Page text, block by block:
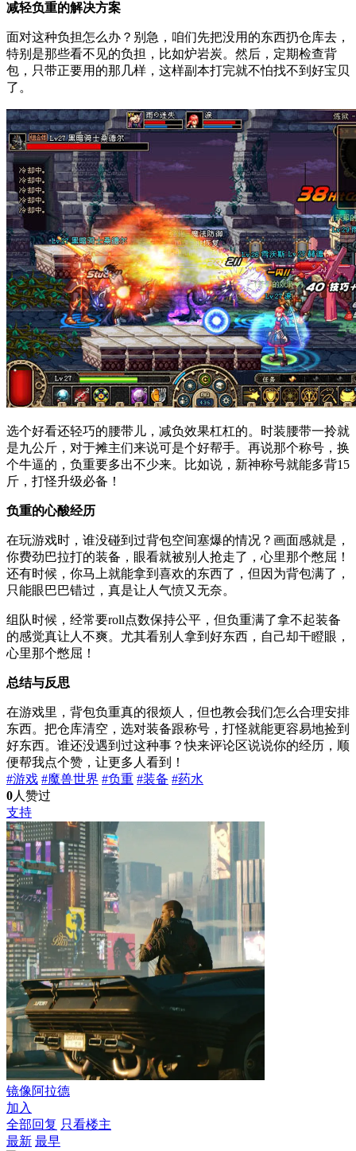
减轻负重的解决方案
面对这种负担怎么办？别急，咱们先把没用的东西扔仓库去，
特别是那些看不见的负担，比如炉岩炭。然后，定期检查背
包，只带正要用的那几样，这样副本打完就不怕找不到好宝贝
了。
选个好看还轻巧的腰带儿，减负效果杠杠的。时装腰带一拎就
是九公斤，对于摊主们来说可是个好帮手。再说那个称号，换
个牛逼的，负重要多出不少来。比如说，新神称号就能多背15
斤，打怪升级必备！
负重的心酸经历
在玩游戏时，谁没碰到过背包空间塞爆的情况？画面感就是，
你费劲巴拉打的装备，眼看就被别人抢走了，心里那个憋屈！
还有时候，你马上就能拿到喜欢的东西了，但因为背包满了，
只能眼巴巴错过，真是让人气愤又无奈。
组队时候，经常要roll点数保持公平，但负重满了拿不起装备
的感觉真让人不爽。尤其看别人拿到好东西，自己却干瞪眼，
心里那个憋屈！
总结与反思
在游戏里，背包负重真的很烦人，但也教会我们怎么合理安排
东西。把仓库清空，选对装备跟称号，打怪就能更容易地捡到
好东西。谁还没遇到过这种事？快来评论区说说你的经历，顺
便帮我点个赞，让更多人看到！
#游戏 #魔兽世界 #负重 #装备 #药水
0人赞过
支持
镜像阿拉德
加入
全部回复 只看楼主
最新 最早